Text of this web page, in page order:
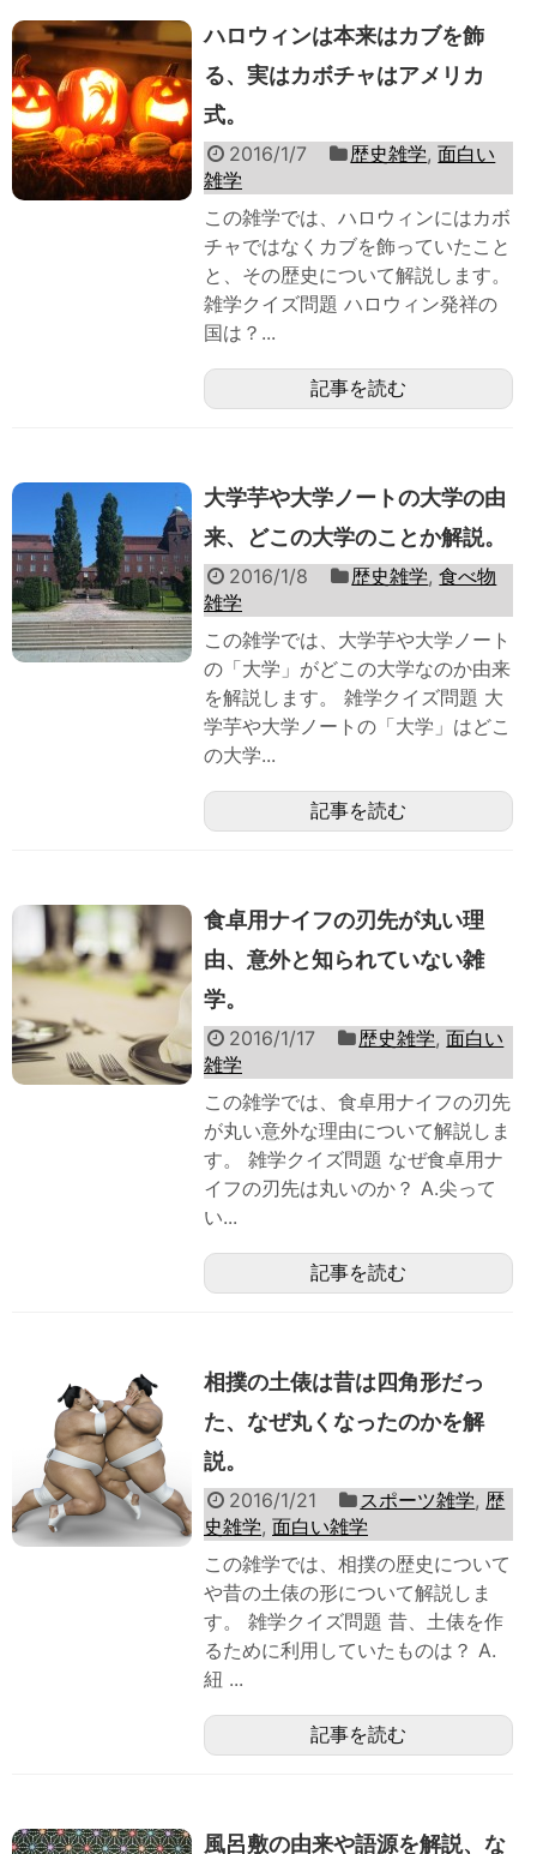
ハロウィンは本来はカブを飾
る、実はカボチャはアメリカ
式。
2016/1/7 歴史雑学,面白い
雑学
この雑学では、ハロウィンにはカボ
チャではなくカブを飾っていたこと
と、その歴史について解説します。
雑学クイズ問題 ハロウィン発祥の
国は？...
記事を読む
大学芋や大学ノートの大学の由
来、どこの大学のことか解説。
2016/1/8 歴史雑学,食べ物
雑学
この雑学では、大学芋や大学ノート
の「大学」がどこの大学なのか由来
を解説します。 雑学クイズ問題 大
学芋や大学ノートの「大学」はどこ
の大学...
記事を読む
食卓用ナイフの刃先が丸い理
由、意外と知られていない雑
学。
2016/1/17 歴史雑学,面白い
雑学
この雑学では、食卓用ナイフの刃先
が丸い意外な理由について解説しま
す。 雑学クイズ問題 なぜ食卓用ナ
イフの刃先は丸いのか？ A.尖って
い...
記事を読む
相撲の土俵は昔は四角形だっ
た、なぜ丸くなったのかを解
説。
2016/1/21 スポーツ雑学, 歴
史雑学, 面白い雑学
この雑学では、相撲の歴史について
や昔の土俵の形について解説しま
す。 雑学クイズ問題 昔、土俵を作
るために利用していたものは？ A.
紐 ...
記事を読む
風呂敷の由来や語源を解説、な